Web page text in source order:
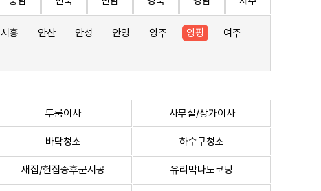
시흥 안산 안성 안양 양주 양평
여주
투룸이사 사무실/상가이사
바닥청소 하수구청소
새집/헌집증후군시공 유리막나노코팅